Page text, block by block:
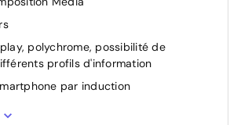
à l'avant
polychrome, possibilité de
profils d'information
par induction